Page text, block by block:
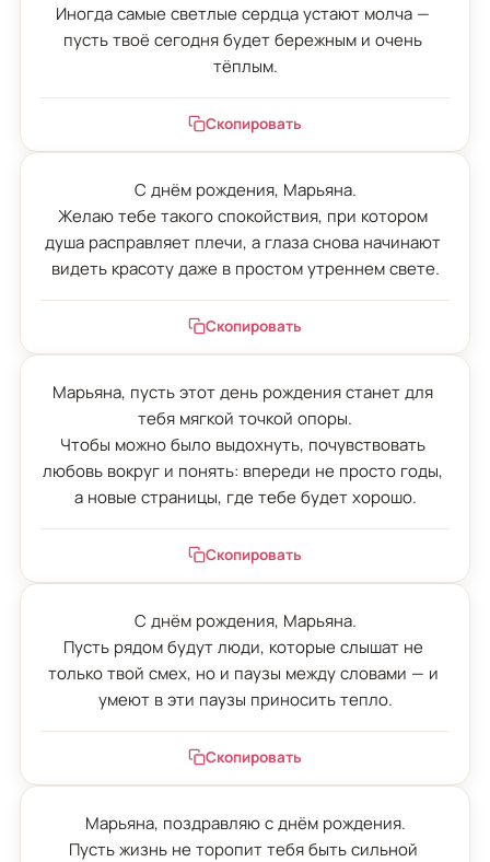
Иногда самые светлые сердца устают молча —
пусть твоё сегодня будет бережным и очень
тёплым.
Скопировать
С днём рождения, Марьяна.
Желаю тебе такого спокойствия, при котором
душа расправляет плечи, а глаза снова начинают
видеть красоту даже в простом утреннем свете.
Скопировать
Марьяна, пусть этот день рождения станет для
тебя мягкой точкой опоры.
Чтобы можно было выдохнуть, почувствовать
любовь вокруг и понять: впереди не просто годы,
а новые страницы, где тебе будет хорошо.
Скопировать
С днём рождения, Марьяна.
Пусть рядом будут люди, которые слышат не
только твой смех, но и паузы между словами — и
умеют в эти паузы приносить тепло.
Скопировать
Марьяна, поздравляю с днём рождения.
Пусть жизнь не торопит тебя быть сильной